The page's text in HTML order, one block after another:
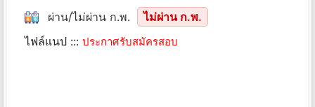
ผ่าน/ไม่ผ่าน ก.พ.
ไม่ผ่าน ก.พ.
ไฟล์แนป ::: ประกาศรับสมัครสอบ